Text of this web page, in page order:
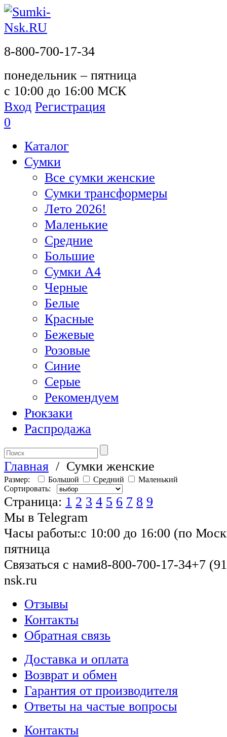
8-800-700-17-34
понедельник – пятница
с 10:00 до 16:00 МСК
Вход Регистрация
0
Каталог
Сумки
Все сумки женские
Сумки трансформеры
Лето 2026!
Маленькие
Средние
Большие
Сумки А4
Черные
Белые
Красные
Бежевые
Розовые
Синие
Серые
Рекомендуем
Рюкзаки
Распродажа
Главная / Сумки женские
Размер: Большой Средний
Маленький
Сортировать:
Страница: 1 2 3 4 5 6 7 8 9
Мы в Telegram
Часы работы:с 10:00 до 16:00 (по
пятница
Связаться с нами8-800-700-17-34+7
nsk.ru
Отзывы
Контакты
Обратная связь
Доставка и оплата
Возврат и обмен
Гарантия от производителя
Ответы на частые вопросы
Контакты